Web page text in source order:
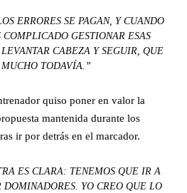
ERRORES SE PAGAN, Y CUANDO
GESTIONAR ESAS
CABEZA Y SEGUIR, QUE
TODAVÍA.”
quiso poner en valor la
mantenida durante los
ir por detrás en el marcador.
ES CLARA: TENEMOS QUE IR A
DOMINADORES. YO CREO QUE LO